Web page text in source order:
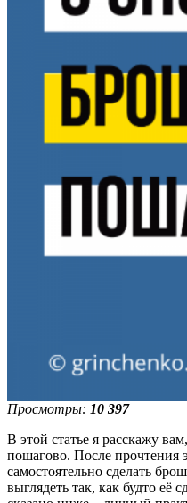
Просмотры: 10 397
В этой статье я расскажу
пошагово. После прочтения
самостоятельно сделать
выглядеть так, как будто её